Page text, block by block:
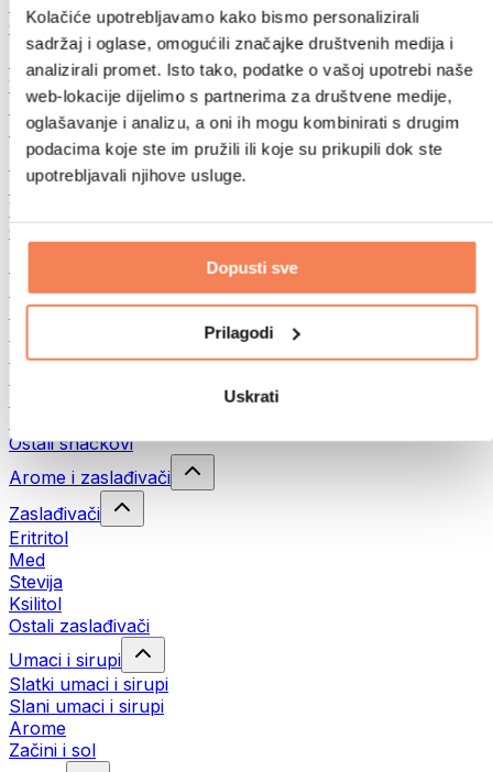
Kolačiće upotrebljavamo kako bismo personalizirali
sadržaj i oglase, omogućili značajke društvenih medija i
analizirali promet. Isto tako, podatke o vašoj upotrebi naše
web-lokacije dijelimo s partnerima za društvene medije,
oglašavanje i analizu, a oni ih mogu kombinirati s drugim
podacima koje ste im pružili ili koje su prikupili dok ste
upotrebljavali njihove usluge.
Dopusti sve
Prilagodi
Uskrati
Mahunarke
Ostalo
Maslaci od orašastih plodova
100% namazi iz orašastih plodova
Slatki namazi od orašastih plodova
Proteinski namazi od orašastih plodova
Supernamirnice
Zelena superhrana
Vlakna
Ostala superhrana
Proteinske pločice
Suho meso
Proteinski kolačići
Energetske i zobene pločice
Ostali snackovi
Arome i zaslađivači
Zaslađivači
Eritritol
Med
Stevija
Ksilitol
Ostali zaslađivači
Umaci i sirupi
Slatki umaci i sirupi
Slani umaci i sirupi
Arome
Začini i sol